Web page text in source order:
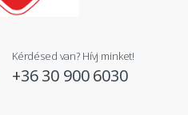
Kérdésed van? Hívj minket!
+36 30 900 6030